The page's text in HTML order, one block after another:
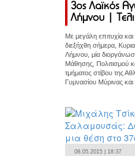
3ος Λαϊκός
Λήμνου |
Με μεγάλη επιτυχία
διεξήχθη σήμερα,
Λήμνου, μία
Μάθησης, Πολιτισμού
τμήματος στίβου της
Γυμνασίου Μύρινας
08.05.2015 | 18:37